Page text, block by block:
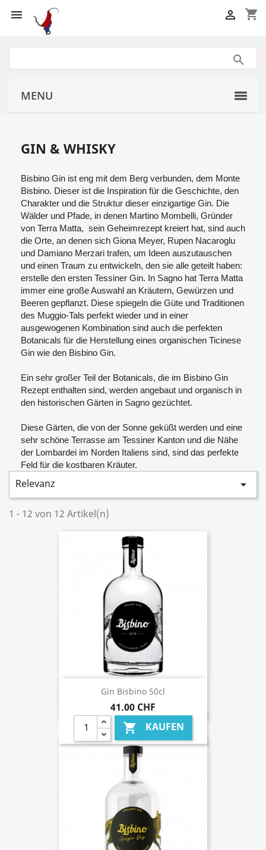
 shopping_cart

MENU
GIN & WHISKY
Bisbino Gin ist eng mit dem Berg verbunden, dem Monte
Bisbino. Dieser ist die Inspiration für die Geschichte, den
Charakter und die Struktur dieser einzigartige Gin. Die
Wälder und Pfade, in denen Martino Mombelli, Gründer
von Terra Matta, sein Geheimrezept kreiert hat, sind auch
die Orte, an denen sich Giona Meyer, Rupen Nacaroglu
und Damiano Merzari trafen, um Ideen auszutauschen
und einen Traum zu entwickeln, den sie alle geteilt haben:
erstelle den ersten Tessiner Gin. In Sagno hat Terra Matta
immer eine große Auswahl an Kräutern, Gewürzen und
Beeren gepflanzt. Diese spiegeln die Güte und Traditionen
des Muggio-Tals perfekt wieder und in einer
ausgewogenen Kombination sind auch die perfekten
Botanicals für die Herstellung eines organischen Ticinese
Gin wie den Bisbino Gin.
Ein sehr großer Teil der Botanicals, die im Bisbino Gin
Rezept enthalten sind, werden angebaut und organisch in
den historischen Gärten in Sagno gezüchtet.
Diese Gärten, die von der Sonne geküßt werden und eine
sehr schöne Terrasse am Tessiner Kanton und die Nähe
der Lombardei im Norden Italiens sind, sind das perfekte
Feld für die kostbaren Kräuter.
Relevanz 
1 - 12 von 12 Artikel(n)
Gin Bisbino 50cl
41,00 CHF
 KAUFEN